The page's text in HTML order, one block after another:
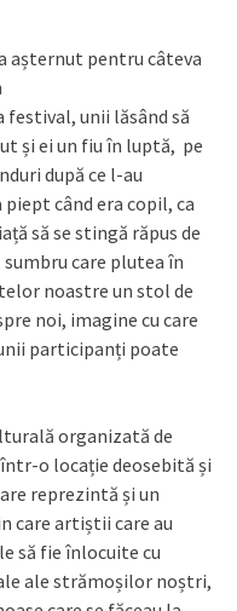
așternut pentru câteva
unii lăsând să
și ei un fiu în luptă, pe
după ce l-au
când era copil, ca
să se stingă răpus de
sumbru care plutea în
noastre un stol de
noi, imagine cu care
participanți poate
organizată de
o locație deosebită și
reprezintă și un
care artiștii care au
să fie înlocuite cu
ale strămoșilor noștri,